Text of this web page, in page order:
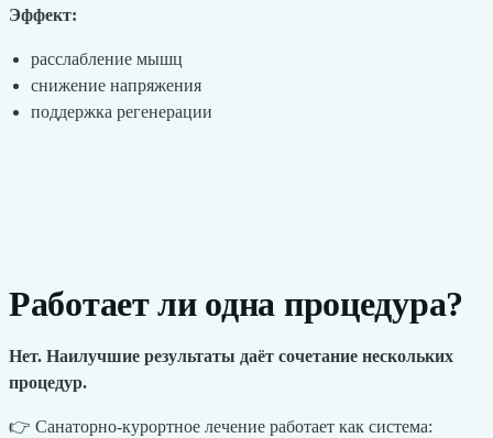
Эффект:
расслабление мышц
снижение напряжения
поддержка регенерации
Работает ли одна процедура?
Нет. Наилучшие результаты даёт сочетание нескольких
процедур.
👉 Санаторно-курортное лечение работает как система: